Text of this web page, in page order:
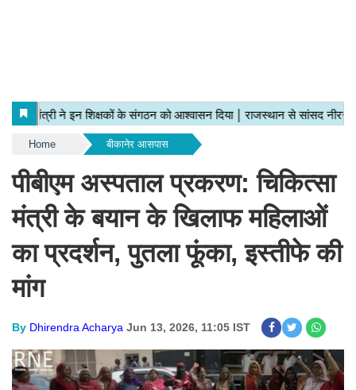
Home बीकानेर आसपास
पीबीएम अस्पताल प्रकरण: चिकित्सा
मंत्री के बयान के खिलाफ महिलाओं
का प्रदर्शन, पुतला फूंका, इस्तीफे की
मांग
By Dhirendra Acharya Jun 13, 2026, 11:05 IST